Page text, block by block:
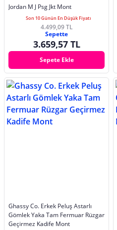
Jordan M J Psg Jkt Mont
Son 10 Günün En Düşük Fiyatı
4.499,09 TL
Sepette
3.659,57 TL
Sepete Ekle
Ghassy Co. Erkek Peluş Astarlı
Gömlek Yaka Tam Fermuar Rüzgar
Geçirmez Kadife Mont